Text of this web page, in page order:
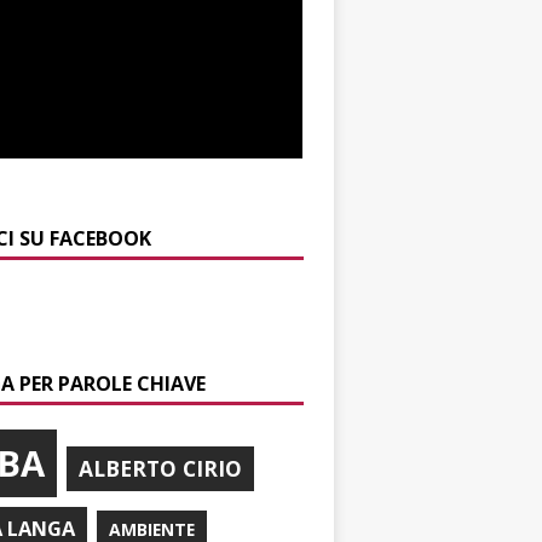
SU FACEBOOK
PER PAROLE CHIAVE
ALBERTO CIRIO
LANGA AMBIENTE